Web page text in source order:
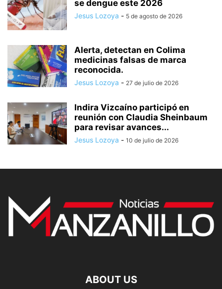
se dengue este 2026
Jesus Lozoya - 5 de agosto de 2026
Alerta, detectan en Colima
medicinas falsas de marca
reconocida.
Jesus Lozoya - 27 de julio de 2026
Indira Vizcaíno participó en
reunión con Claudia Sheinbaum
para revisar avances...
Jesus Lozoya - 10 de julio de 2026
ABOUT US